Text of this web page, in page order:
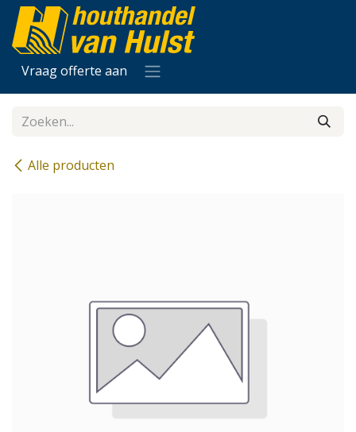
Overslaan naar inhoud
Vraag offerte aan
Alle producten